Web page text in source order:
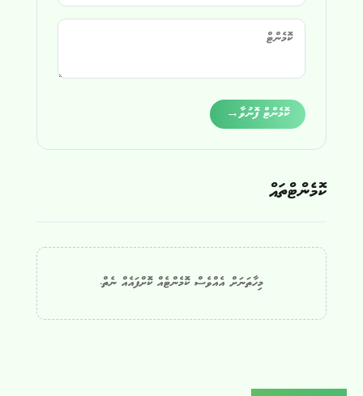
ކޮމެންޓް ފޮނުވާ→
ކޮމެންޓްތައް
މިހާތަނަށް އެއްވެސް ކޮމެންޓެއް ކޮށްފައެއް ނެތް.